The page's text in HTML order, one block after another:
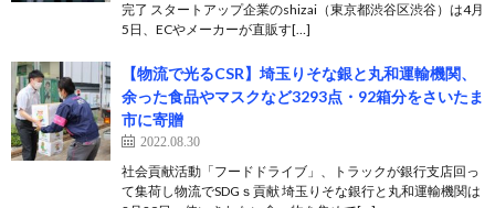
完了 スタートアップ企業のshizai（東京都渋谷区渋谷）は4月
5日、ECやメーカーが直販す[…]
【物流で光るCSR】埼玉りそな銀と丸和運輸機関、
余った食品やマスクなど3293点・92箱分をさいたま
市に寄贈
2022.08.30
社会貢献活動「フードドライブ」、トラックが銀行支店回っ
て集荷し物流でSDGｓ貢献 埼玉りそな銀行と丸和運輸機関は